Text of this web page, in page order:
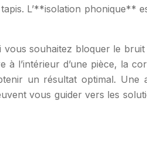
L’**isolation phonique**
vous souhaitez bloquer le
à l’intérieur d’une pièce, la
un résultat optimal. Une
vous guider vers les